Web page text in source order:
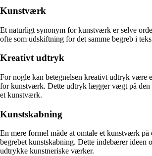
Kunstværk
Et naturligt synonym for kunstværk er selve
ofte som udskiftning for det samme begreb i
Kreativt udtryk
For nogle kan betegnelsen kreativt udtryk være
for kunstværk. Dette udtryk lægger vægt på den
et kunstværk.
Kunstskabning
En mere formel måde at omtale et kunstværk på
begrebet kunstskabning. Dette indebærer ideen
udtrykke kunstneriske værker.